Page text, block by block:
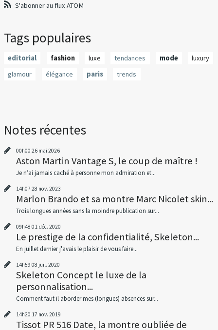
S'abonner au flux ATOM
Tags populaires
editorial fashion luxe tendances mode
luxury
glamour
élégance paris trends
Notes récentes
00h00 26 mai 2026
Aston Martin Vantage S, le coup de maître !
Je n’ai jamais caché à personne mon admiration et...
14h07 28 nov. 2023
Marlon Brando et sa montre Marc Nicolet skin...
Trois longues années sans la moindre publication sur...
09h48 01 déc. 2020
Le prestige de la confidentialité, Skeleton...
En juillet dernier j'avais le plaisir de vous faire...
14h59 08 juil. 2020
Skeleton Concept le luxe de la
personnalisation...
Comment faut il aborder mes (longues) absences sur...
14h20 17 nov. 2019
Tissot PR 516 Date, la montre oubliée de